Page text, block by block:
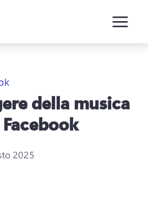
della musica
2025